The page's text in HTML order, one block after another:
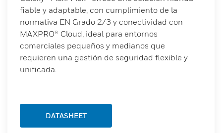
fiable y adaptable, con cumplimiento de la
normativa EN Grado 2/3 y conectividad con
MAXPRO® Cloud, ideal para entornos
comerciales pequeños y medianos que
requieren una gestión de seguridad flexible y
unificada.
DATASHEET